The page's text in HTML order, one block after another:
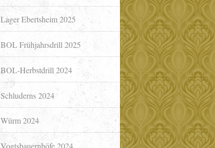
Lager Ebertsheim 2025
BOL Frühjahrsdrill 2025
BOL-Herbstdrill 2024
Schluderns 2024
Würm 2024
Vogtsbauernhöfe 2024